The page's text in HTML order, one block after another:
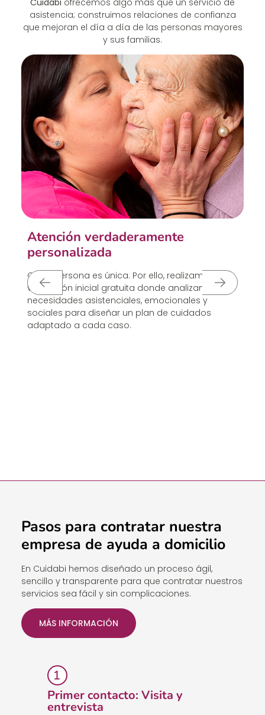
asistencia; construimos relaciones de confianza
que mejoran el día a día de las personas mayores
y sus familias.
Atención verdaderamente
personalizada
Cada persona es única. Por ello, realizamos una
valoración inicial gratuita donde analizamos las
necesidades asistenciales, emocionales y
sociales para diseñar un plan de cuidados
adaptado a cada caso.
Pasos para contratar nuestra
empresa de ayuda a domicilio
En Cuidabi hemos diseñado un proceso ágil,
sencillo y transparente para que contratar nuestros
servicios sea fácil y sin complicaciones.
MÁS INFORMACIÓN
Primer contacto: Visita y
entrevista